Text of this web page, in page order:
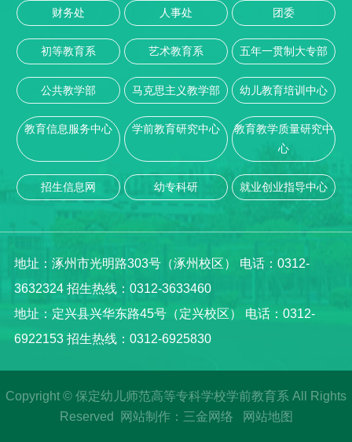
财务处 人事处 团委
初等教育系 艺术教育系 五年一贯制大专部
公共教学部 马克思主义教学部 幼儿教育培训中心
教育信息服务中心 学前教育研究中心
教育教学质量研究中
心
招生信息网 幼专科研 就业创业指导中心
地址：涿州市光明路303号（涿州校区） 电话：0312-
3632324 招生热线：0312-3633460
地址：定兴县兴华东路45号（定兴校区） 电话：0312-
6922153 招生热线：0312-6925830
Copyright © 保定幼儿师范高等专科学校学前教育系 All Rights
Reserved
网站制作： 三金网络 网站地图